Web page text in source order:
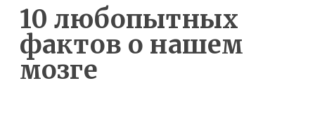
10 любопытных
фактов о нашем
мозге